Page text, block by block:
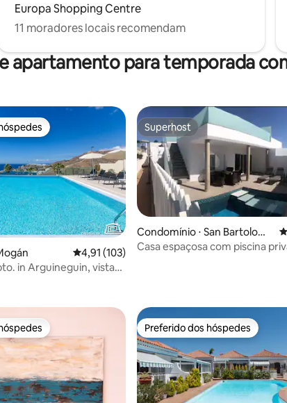
Europa Shopping Centre
11 moradores locais recomendam
apartamento para temporada
de 5, 89 avaliações
4,91 de uma avaliação média de 5, 103
4,91 (103)
in Arguineguin, vista
Superhost
Superhost
Condomínio ⋅ San Bartolomé
de Tirajana
Casa espaçosa com piscina
Preferido dos hóspedes
Preferido dos hóspedes